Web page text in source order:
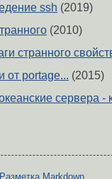
ssh (2019)
(2010)
странного
от portage... (2015)
сервера -
Разметка Markdown